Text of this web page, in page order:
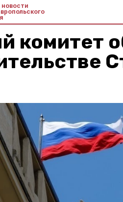
новости
комитет